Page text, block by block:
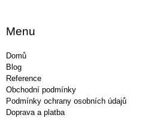
Menu
Domů
Blog
Reference
Obchodní podmínky
Podmínky ochrany osobních údajů
Doprava a platba